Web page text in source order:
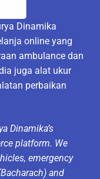
Dinamika
online yang
ambulance dan
juga alat ukur
perbaikan
Dinamika’s
platform. We
emergency
and